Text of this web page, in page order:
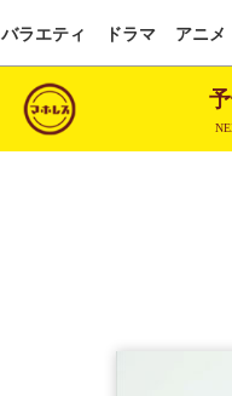
バラエティ ドラマ アニメ